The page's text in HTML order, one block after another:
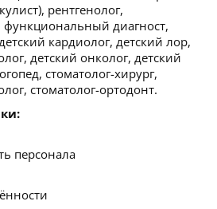
рентгенолог,
функциональный диагност,
кардиолог, детский лор,
детский онколог, детский
стоматолог-хирург,
стоматолог-ортодонт.
персонала